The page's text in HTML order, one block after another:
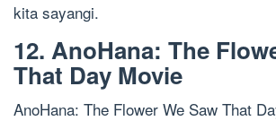
kita sayangi.
12. AnoHana: The
That Day Movie
AnoHana: The Flower We Saw That